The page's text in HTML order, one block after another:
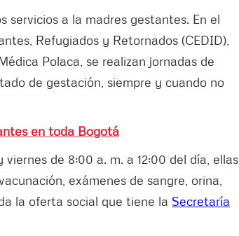
servicios a la madres gestantes. En el
Refugiados y Retornados (CEDID),
Polaca, se realizan jornadas de
de gestación, siempre y cuando no
en toda Bogotá
de 8:00 a. m. a 12:00 del día, ellas
exámenes de sangre, orina,
la oferta social que tiene la Secretaría